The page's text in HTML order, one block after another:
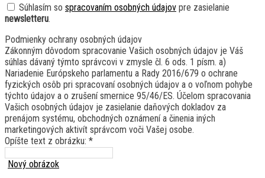
Súhlasím so spracovaním osobných údajov pre zasielanie
newsletteru.
Podmienky ochrany osobných údajov
Zákonným dôvodom spracovanie Vašich osobných údajov je Váš
súhlas dávaný týmto správcovi v zmysle čl. 6 ods. 1 písm. a)
Nariadenie Európskeho parlamentu a Rady 2016/679 o ochrane
fyzických osôb pri spracovaní osobných údajov a o voľnom pohybe
týchto údajov a o zrušení smernice 95/46/ES. Účelom spracovania
Vašich osobných údajov je zasielanie daňových dokladov za
prenájom systému, obchodných oznámení a činenia iných
marketingových aktivít správcom voči Vašej osobe.
Opíšte text z obrázku: *
Nový obrázok